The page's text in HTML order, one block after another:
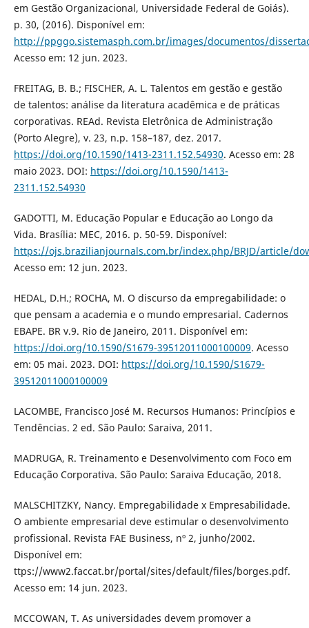
em Gestão Organizacional, Universidade Federal de Goiás).
p. 30, (2016). Disponível em:
http://ppggo.sistemasph.com.br/images/documentos/
Acesso em: 12 jun. 2023.
FREITAG, B. B.; FISCHER, A. L. Talentos em gestão e gestão
de talentos: análise da literatura acadêmica e de práticas
corporativas. REAd. Revista Eletrônica de Administração
(Porto Alegre), v. 23, n.p. 158–187, dez. 2017.
https://doi.org/10.1590/1413-2311.152.54930. Acesso em: 28
maio 2023. DOI: https://doi.org/10.1590/1413-
2311.152.54930
GADOTTI, M. Educação Popular e Educação ao Longo da
Vida. Brasília: MEC, 2016. p. 50-59. Disponível:
https://ojs.brazilianjournals.com.br/index.php/BRJD/article/
Acesso em: 12 jun. 2023.
HEDAL, D.H.; ROCHA, M. O discurso da empregabilidade: o
que pensam a academia e o mundo empresarial. Cadernos
EBAPE. BR v.9. Rio de Janeiro, 2011. Disponível em:
https://doi.org/10.1590/S1679-39512011000100009. Acesso
em: 05 mai. 2023. DOI: https://doi.org/10.1590/S1679-
39512011000100009
LACOMBE, Francisco José M. Recursos Humanos: Princípios e
Tendências. 2 ed. São Paulo: Saraiva, 2011.
MADRUGA, R. Treinamento e Desenvolvimento com Foco em
Educação Corporativa. São Paulo: Saraiva Educação, 2018.
MALSCHITZKY, Nancy. Empregabilidade x Empresabilidade.
O ambiente empresarial deve estimular o desenvolvimento
profissional. Revista FAE Business, nº 2, junho/2002.
Disponível em:
ttps://www2.faccat.br/portal/sites/default/files/borges.pdf.
Acesso em: 14 jun. 2023.
MCCOWAN, T. As universidades devem promover a